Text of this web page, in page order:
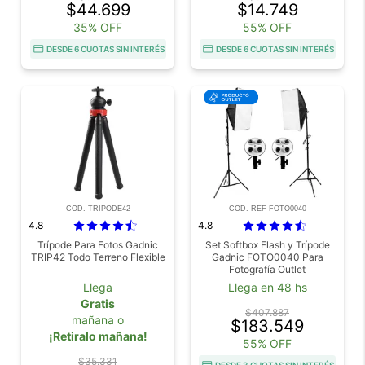
$44.699
35% OFF
DESDE 6 CUOTAS SIN INTERÉS
$14.749
55% OFF
DESDE 6 CUOTAS SIN INTERÉS
COD. TRIPODE42
4.8
Trípode Para Fotos Gadnic
TRIP42 Todo Terreno Flexible
Llega
Gratis
mañana o
¡Retiralo mañana!
$35.331
COD. REF-FOTO0040
4.8
Set Softbox Flash y Trípode
Gadnic FOTO0040 Para
Fotografía Outlet
Llega en 48 hs
$407.887
$183.549
55% OFF